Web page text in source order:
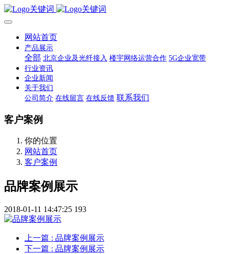
网站首页
产品展示
全部 北京企业及光纤接入 楼宇网络运营合作 5G企业宽带
行业资讯
企业新闻
关于我们
公司简介 在线留言 在线反馈 联系我们
客户案例
你的位置
网站首页
客户案例
品牌案例展示
2018-01-11 14:47:25 193
上一篇 : 品牌案例展示
下一篇 : 品牌案例展示